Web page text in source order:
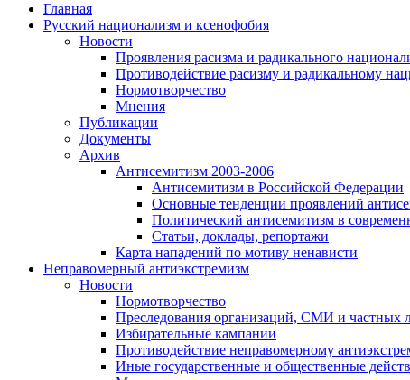
Главная
Русский национализм и ксенофобия
Новости
Проявления расизма и радикального
Противодействие расизму и радикальному
Нормотворчество
Мнения
Публикации
Документы
Архив
Антисемитизм 2003-2006
Антисемитизм в Российской Федерации
Основные тенденции проявлений
Политический антисемитизм в
Статьи, доклады, репортажи
Карта нападений по мотиву ненависти
Неправомерный антиэкстремизм
Новости
Нормотворчество
Преследования организаций, СМИ и частных
Избирательные кампании
Противодействие неправомерному
Иные государственные и общественные